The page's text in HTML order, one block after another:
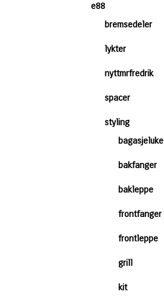
e88
bremsedeler
lykter
nyttmrfredrik
spacer
styling
bagasjeluke
bakfanger
bakleppe
frontfanger
frontleppe
grill
kit